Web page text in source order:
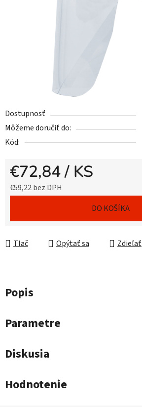
Dostupnosť
Môžeme doručiť do:
Kód:
€72,84/ KS
€59,22 bez DPH
DO KOŠÍKA
Tlač Opýtať sa Zdieľať
Popis
Parametre
Diskusia
Hodnotenie